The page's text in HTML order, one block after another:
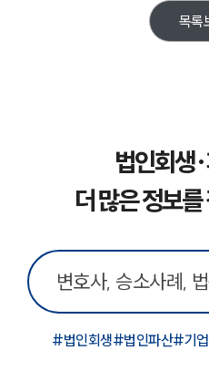
업무
구성
법인회생파
소식
언론
공지
법률
법률
목록
법인회생
더 많은 정보
#법인회생#법인파산#기